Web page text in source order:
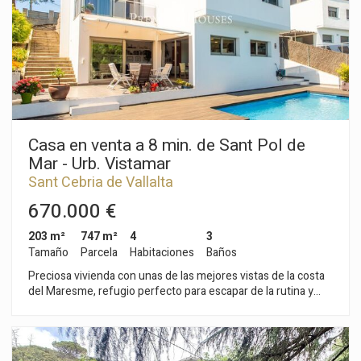
igualar.
Casa en venta a 8 min. de Sant Pol de
Mar - Urb. Vistamar
Sant Cebria de Vallalta
670.000 €
203 m²
Tamaño
747 m²
Parcela
4
Habitaciones
3
Baños
Preciosa vivienda con unas de las mejores vistas de la costa
del Maresme, refugio perfecto para escapar de la rutina y
Sant Cebrià de Vallalta, en pleno parque natural del
Montnegre y el Corredor, perfecto para disfrutar del deporte